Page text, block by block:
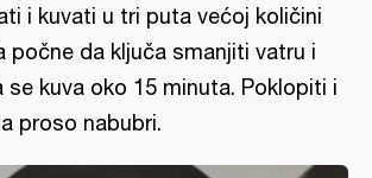
i kuvati u tri puta većoj količini
počne da ključa smanjiti vatru i
kuva oko 15 minuta. Poklopiti i
proso nabubri.